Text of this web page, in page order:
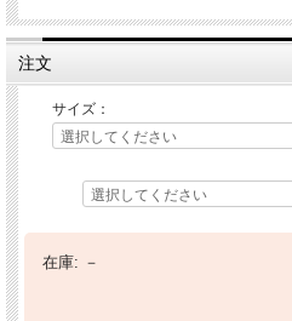
注文
サイズ：
在庫: －